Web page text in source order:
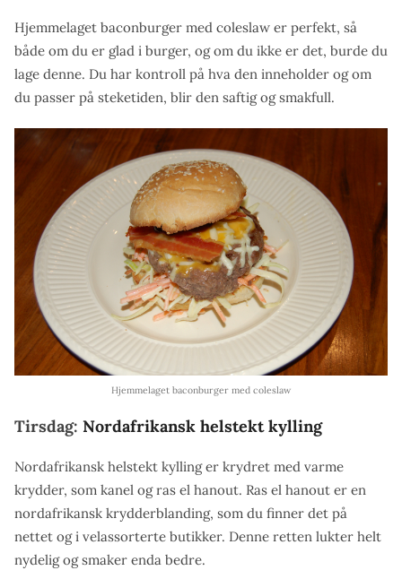
Hjemmelaget baconburger med coleslaw er perfekt, så
både om du er glad i burger, og om du ikke er det, burde du
lage denne. Du har kontroll på hva den inneholder og om
du passer på steketiden, blir den saftig og smakfull.
Hjemmelaget baconburger med coleslaw
Tirsdag: Nordafrikansk helstekt kylling
Nordafrikansk helstekt kylling er krydret med varme
krydder, som kanel og ras el hanout. Ras el hanout er en
nordafrikansk krydderblanding, som du finner det på
nettet og i velassorterte butikker. Denne retten lukter helt
nydelig og smaker enda bedre.